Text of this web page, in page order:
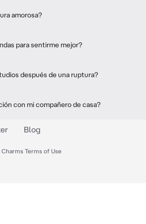
amorosa?
para sentirme mejor?
después de una ruptura?
con mi compañero de casa?
Blog
Charms Terms of Use